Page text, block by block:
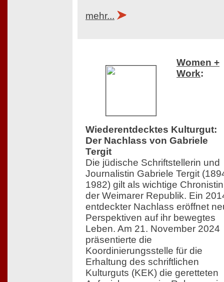
mehr...
Women +
Work:
Wiederentdecktes Kulturgut:
Der Nachlass von Gabriele
Tergit
Die jüdische Schriftstellerin und
Journalistin Gabriele Tergit
1982) gilt als wichtige Chronistin
der Weimarer Republik. Ein
entdeckter Nachlass eröffnet
Perspektiven auf ihr bewegtes
Leben. Am 21. November 2024
präsentierte die
Koordinierungsstelle für die
Erhaltung des schriftlichen
Kulturguts (KEK) die geretteten